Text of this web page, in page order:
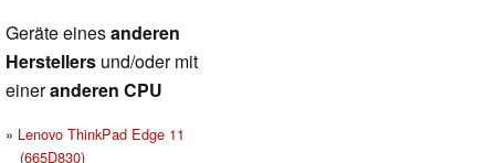
Geräte einesanderen
Herstellers und/oder mit
eineranderen CPU
Lenovo ThinkPad Edge 11
(665D830)